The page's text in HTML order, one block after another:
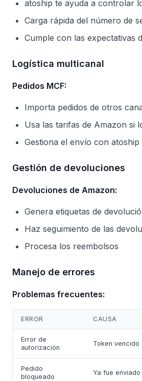
atoship te ayuda a controlar
Carga rápida del número de
Cumple con las expectativas
Logística multicanal
Pedidos MCF:
Importa pedidos de otros
Usa las tarifas de Amazon si
Gestiona el envío con atoship
Gestión de devoluciones
Devoluciones de Amazon:
Genera etiquetas de
Haz seguimiento de las
Procesa los reembolsos
Manejo de errores
Problemas frecuentes:
ERROR CAUSA
Error de
autorización
Token vencido
Pedido
bloqueado
Ya fue enviado